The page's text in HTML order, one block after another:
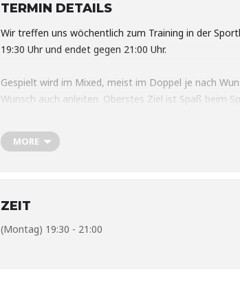
TERMIN DETAILS
Wir treffen uns wöchentlich zum Training in der
19:30 Uhr und endet gegen 21:00 Uhr.
Gespielt wird im Mixed, meist im Doppel je nach
Wunsch auch anleiten. Oberstes Ziel ist Spaß beim
Komm einfach zum Probetraining zu uns. Wann
sicherheitshalber vorab per Kontaktformular oder
MORE
ZEIT
(Montag) 19:30 - 21:00